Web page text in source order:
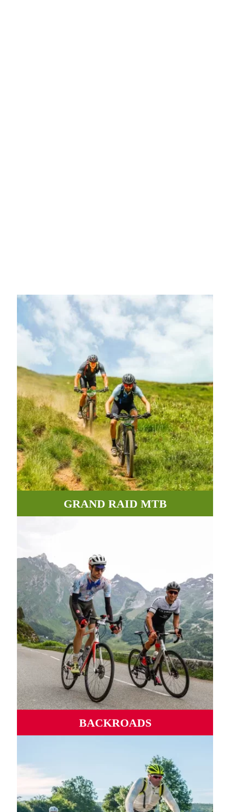
GRAND RAID MTB
MÁS INFORMACIÓN
BACKROADS
montañas de mar a mar.
MÁS INFORMACIÓN